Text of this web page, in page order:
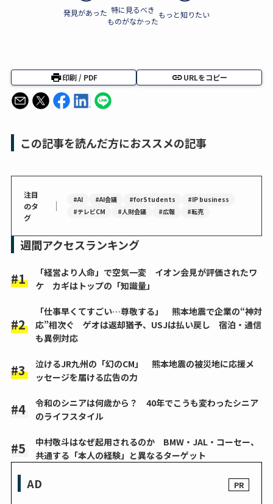
発見があった 特に見るべき
ものがなかった
もっと知りたい
印刷 / PDF URLをコピー
この記事を読んだ方におススメの記事
注目
のタ
グ
｜ #AI #AI会議 #forStudents
#IP business
#テレビCM
#人財会議 #広報 #転売
週間アクセスランキング
「経営より人命」で空気一変 イオン会見が評価されたワ
ケ カギはトップの「知識量」
「仕事早くてすごい…尊敬する」 熊本地震で企業の“神対
応”相次ぐ ゲオは返却猶予、USJは払い戻し 宿泊・通信
も異例対応
泣けるJR九州の「幻のCM」 熊本地震の被災地に応援メ
ッセージを届ける広告の力
令和のシニアは何歳から？ 40年でこうも変わったシニア
のライフスタイル
中村敬斗はなぜ起用されるのか BMW・JAL・コーセー、
共通する「本人の経験」と異なるターゲット
AD